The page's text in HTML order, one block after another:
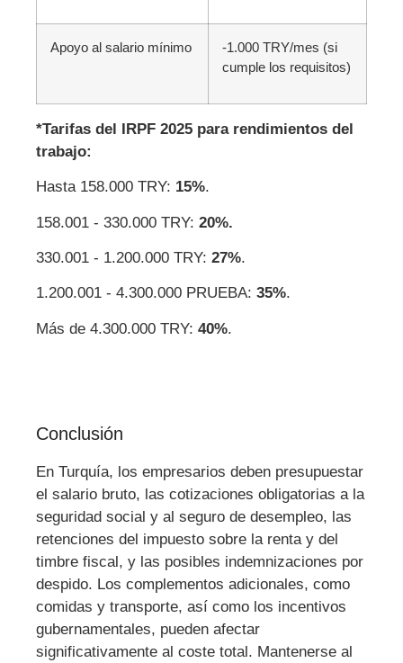
Apoyo al salario mínimo
-1.000 TRY/mes (si
cumple los requisitos)
*Tarifas del IRPF 2025 para rendimientos del
trabajo:
Hasta 158.000 TRY: 15%.
158.001 - 330.000 TRY: 20%.
330.001 - 1.200.000 TRY: 27%.
1.200.001 - 4.300.000 PRUEBA: 35%.
Más de 4.300.000 TRY: 40%.
Conclusión
En Turquía, los empresarios deben presupuestar
el salario bruto, las cotizaciones obligatorias a la
seguridad social y al seguro de desempleo, las
retenciones del impuesto sobre la renta y del
timbre fiscal, y las posibles indemnizaciones por
despido. Los complementos adicionales, como
comidas y transporte, así como los incentivos
gubernamentales, pueden afectar
significativamente al coste total. Mantenerse al